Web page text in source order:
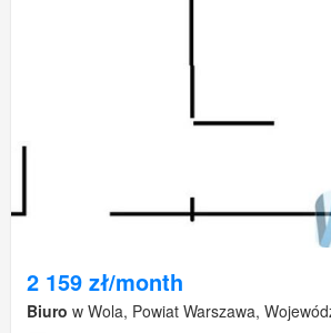
2 159 zł/month
Biuro w Wola, Powiat Warszawa,